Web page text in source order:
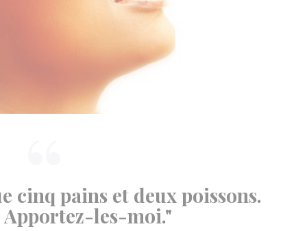
cinq pains et deux poissons.
Apportez-les-moi."